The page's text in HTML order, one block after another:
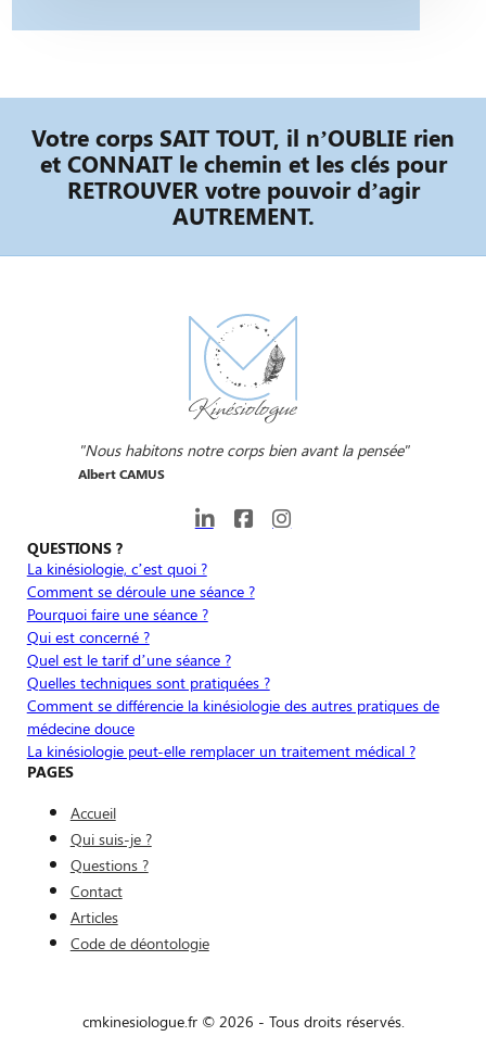
Votre corps SAIT TOUT, il n’OUBLIE rien
et CONNAIT le chemin et les clés pour
RETROUVER votre pouvoir d’agir
AUTREMENT.
"Nous habitons notre corps bien avant la pensée"
Albert CAMUS
QUESTIONS ?
La kinésiologie, c’est quoi ?
Comment se déroule une séance ?
Pourquoi faire une séance ?
Qui est concerné ?
Quel est le tarif d’une séance ?
Quelles techniques sont pratiquées ?
Comment se différencie la kinésiologie des autres pratiques de
médecine douce
La kinésiologie peut-elle remplacer un traitement médical ?
PAGES
Accueil
Qui suis-je ?
Questions ?
Contact
Articles
Code de déontologie
cmkinesiologue.fr © 2026 - Tous droits réservés.